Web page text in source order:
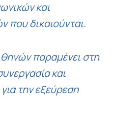
και
που δικαιούνται.
παραμένει στη
και
την εξεύρεση